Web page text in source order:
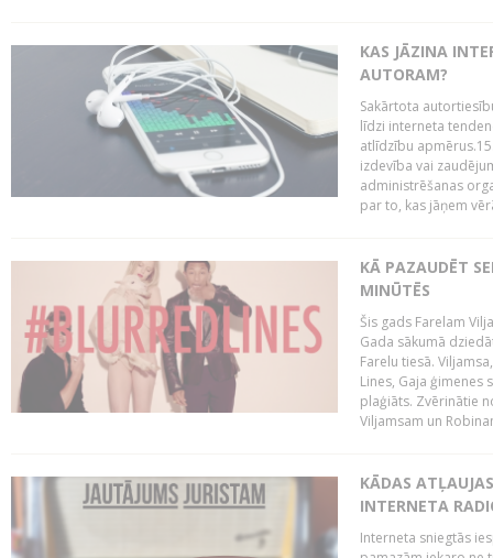
KAS JĀZINA
AUTORAM?
Sakārtota
līdzi interneta
atlīdzību
izdevība vai
administrēšanas
par to, kas jāņem
KĀ PAZAUDĒT
MINŪTĒS
Šis gads Farelam
Gada sākumā
Farelu tiesā.
Lines, Gaja ģimenes
plaģiāts. Zvērinātie
Viljamsam un
KĀDAS
INTERNETA
Interneta sniegtās